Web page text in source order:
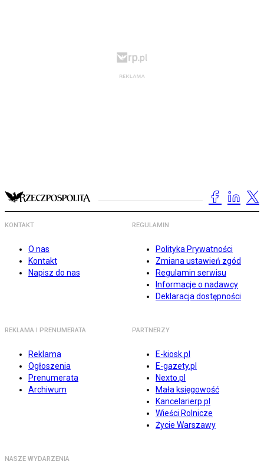
KONTAKT
O nas
Kontakt
Napisz do nas
REGULAMIN
Polityka Prywatności
Zmiana ustawień zgód
Regulamin serwisu
Informacje o nadawcy
Deklaracja dostępności
REKLAMA I PRENUMERATA
Reklama
Ogłoszenia
Prenumerata
Archiwum
PARTNERZY
E-kiosk.pl
E-gazety.pl
Nexto.pl
Mała księgowość
Kancelarierp.pl
Wieści Rolnicze
Życie Warszawy
NASZE WYDARZENIA